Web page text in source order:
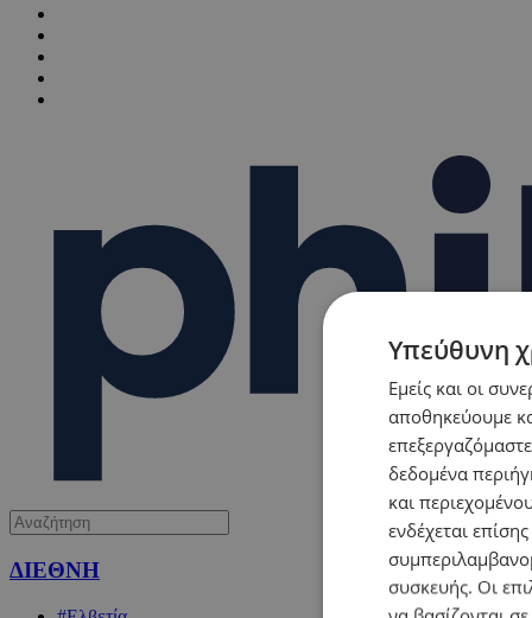
ΔΙΕΘΝΗ
Υπεύθυνη
Εμείς και οι
αποθηκεύουμε
δεδομένα
και
ενδέχεται
συσκευής. Οι